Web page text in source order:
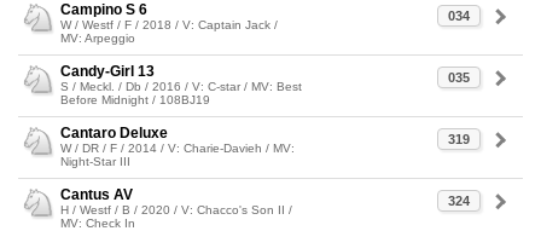
034
Campino S 6
W / Westf / F / 2018 / V: Captain Jack /
MV: Arpeggio
035
Candy-Girl 13
S / Meckl. / Db / 2016 / V: C-star / MV: Best
Before Midnight / 108BJ19
319
Cantaro Deluxe
W / DR / F / 2014 / V: Charie-Davieh / MV:
Night-Star III
324
Cantus AV
H / Westf / B / 2020 / V: Chacco's Son II /
MV: Check In